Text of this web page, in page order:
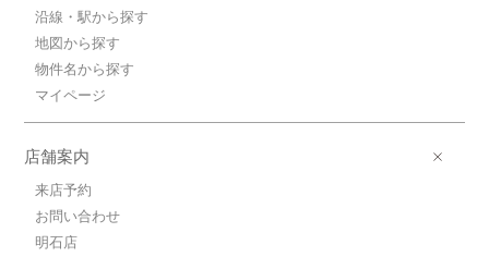
沿線・駅から探す
地図から探す
物件名から探す
マイページ
店舗案内
来店予約
お問い合わせ
明石店